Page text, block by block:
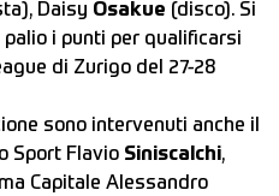
Daisy Osakue (disco). Si
i punti per qualificarsi
di Zurigo del 27-28
sono intervenuti anche il
Sport Flavio Siniscalchi,
Capitale Alessandro